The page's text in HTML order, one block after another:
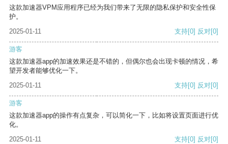
这款加速器VPM应用程序已经为我们带来了无限的隐私保护和安全性保
护。
2025-01-11
支持[0] 反对[0]
游客
这款加速器app的加速效果还是不错的，但偶尔也会出现卡顿的情况，希
望开发者能够优化一下。
2025-01-11
支持[0] 反对[0]
游客
这款加速器app的操作有点复杂，可以简化一下，比如将设置页面进行优
化。
2025-01-11
支持[0] 反对[0]